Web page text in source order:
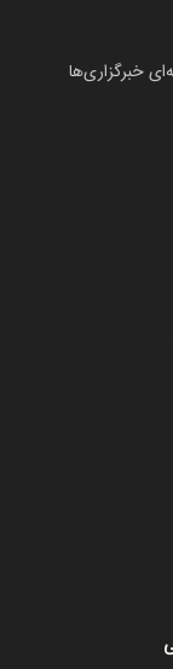
خبرگزاری‌ها